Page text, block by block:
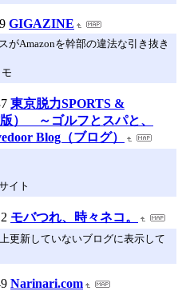
GIGAZINE
がAmazonを幹部の違法な引き抜き
東京脱力SPORTS &
） ～ゴルフとスパと、
Blog（ブログ）
イト
モバつれ、時々ネコ。
更新していないブログに表示して
Narinari.com